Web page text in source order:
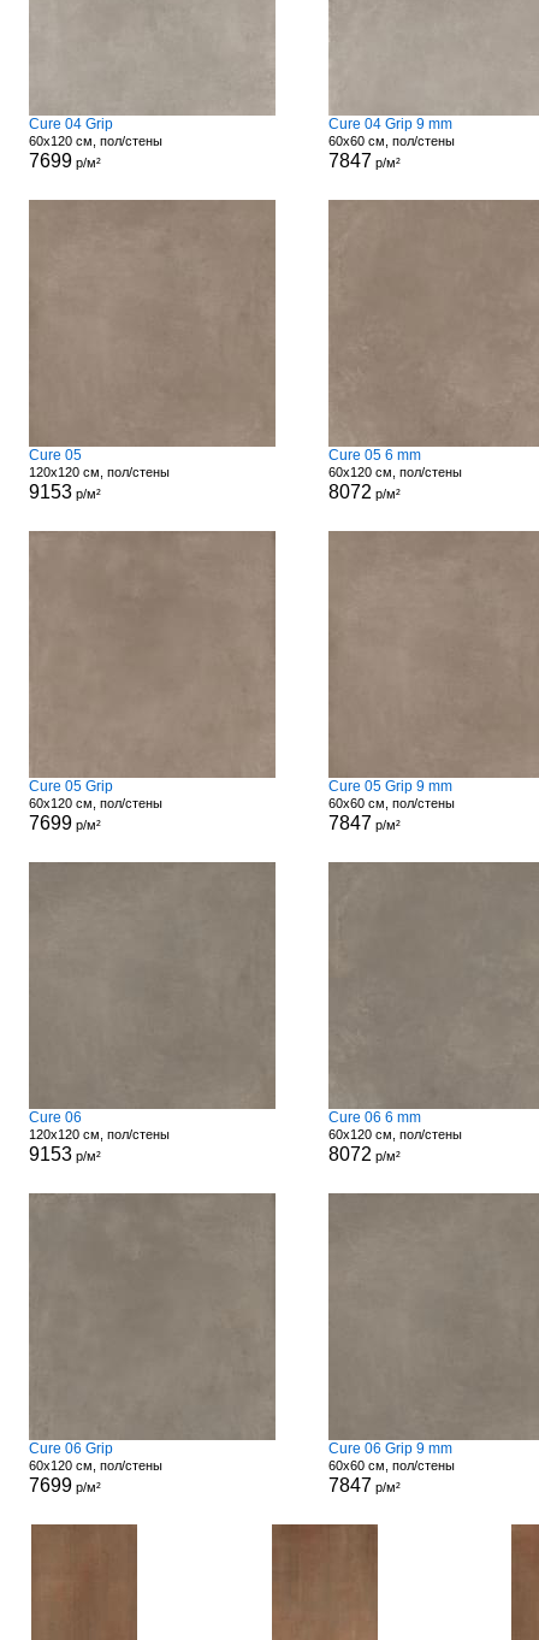
Cure 04 Grip
60x120 см, пол/стены
7699р/м²
Cure 04 Grip 9 mm
60x60 см, пол/стены
7847 р/м²
Cure 05
120x120 см, пол/стены
9153р/м²
Cure 05 6 mm
60x120 см, пол/стены
8072 р/м²
Cure 05 Grip
60x120 см, пол/стены
7699р/м²
Cure 05 Grip 9 mm
60x60 см, пол/стены
7847 р/м²
Cure 06
120x120 см, пол/стены
9153р/м²
Cure 06 6 mm
60x120 см, пол/стены
8072 р/м²
Cure 06 Grip
60x120 см, пол/стены
7699р/м²
Cure 06 Grip 9 mm
60x60 см, пол/стены
7847 р/м²